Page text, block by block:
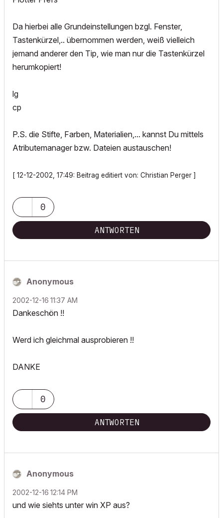
Da hierbei alle Grundeinstellungen bzgl. Fenster,
Tastenkürzel,.. übernommen werden, weiß vielleich
jemand anderer den Tip, wie man nur die Tastenkürzel
herumkopiert!
lg
cp
P.S. die Stifte, Farben, Materialien,... kannst Du mittels
Atributemanager bzw. Dateien austauschen!
[ 12-12-2002, 17:49: Beitrag editiert von: Christian Perger ]
0
ANTWORTEN
Anonymous
‎2002-12-16 11:37 AM
Dankeschön !!
Werd ich gleichmal ausprobieren !!
DANKE
0
ANTWORTEN
Anonymous
‎2002-12-16 12:14 PM
und wie siehts unter win XP aus?